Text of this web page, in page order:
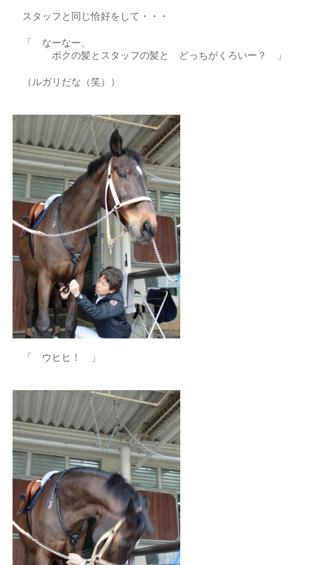
スタッフと同じ恰好をして・・・
「 なーなー、
ボクの髪とスタッフの髪と どっちがくろいー？ 」
（ルガリだな（笑））
「 ウヒヒ！ 」